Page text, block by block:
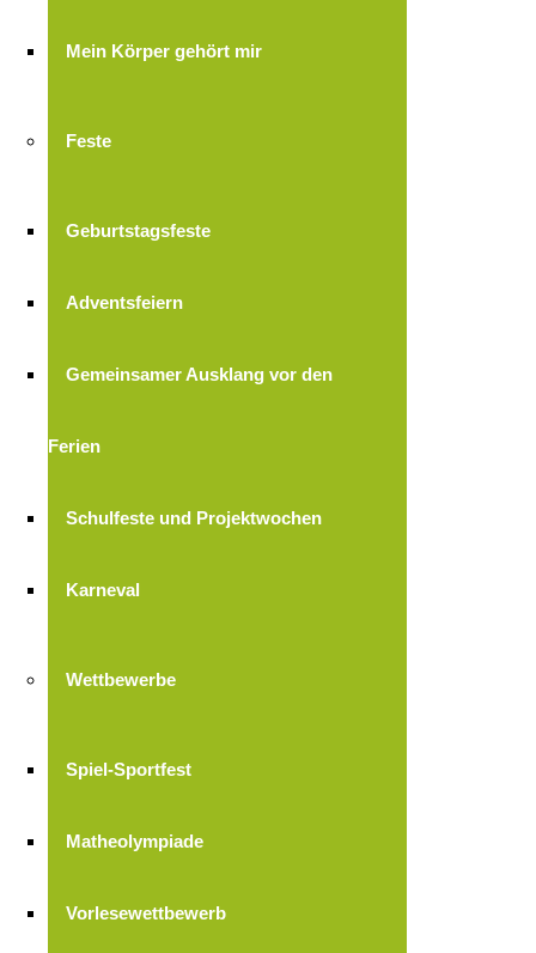
Mein Körper gehört mir
Feste
Geburtstagsfeste
Adventsfeiern
Gemeinsamer Ausklang vor den
Ferien
Schulfeste und Projektwochen
Karneval
Wettbewerbe
Spiel-Sportfest
Matheolympiade
Vorlesewettbewerb